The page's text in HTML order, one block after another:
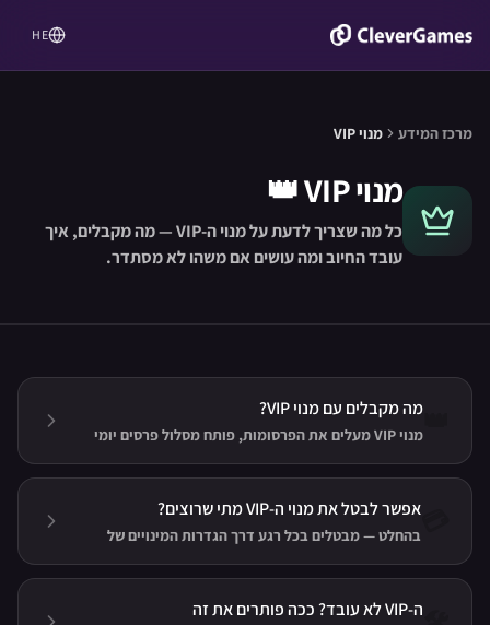
HE
מרכז המידע מנוי VIP
מנוי VIP 👑
כל מה שצריך לדעת על מנוי ה-VIP — מה מקבלים, איך
עובד החיוב ומה עושים אם משהו לא מסתדר.
מה מקבלים עם מנוי VIP?
מנוי VIP מעלים את הפרסומות, פותח מסלול פרסים יומי
מכפיל את מכסות המדיה בצ׳אט — וצובע את השם שלכם
בזהב.
אפשר לבטל את מנוי ה-VIP מתי שרוצים?
בהחלט — מבטלים בכל רגע דרך הגדרות המינויים של
סוף התקופה ששולמה.
ה-VIP לא עובד? ככה פותרים את זה